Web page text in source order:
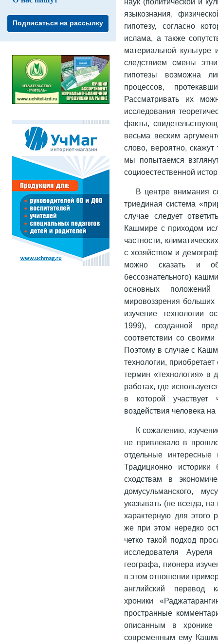
языкознания,
гипотезу, согласно
ислама, а также
материальной
следствием смены
гипотезы возможна
процессов,
Рассматривать их
исследования
факты,
весьма веским
слово, вероятно,
мы попытаемся
социоестественной
В центре внимания
триединая система
случае следует
Кашмире с приходом
частности,
с хозяйством и
можно сказать и об
бессознательного)
основных
мировоззрения больших
изучение технологии
1999), созданной
соответствии со
Поэтому в случае с
технологии,
термин «технология» в
работах, где
в которой участвует
воздействия человека на
К сожалению,
не привлекало в
отдельные
Традиционно
сходствам в
домусульманского,
указывать (не всегда,
характерную для этого
же при этом нередко
четко такой подход
исследователя
географа, пионера
в этом отношении
английский перевод
хроники
пространные
описанным в хронике
современным ему
Подписаться на рассылку